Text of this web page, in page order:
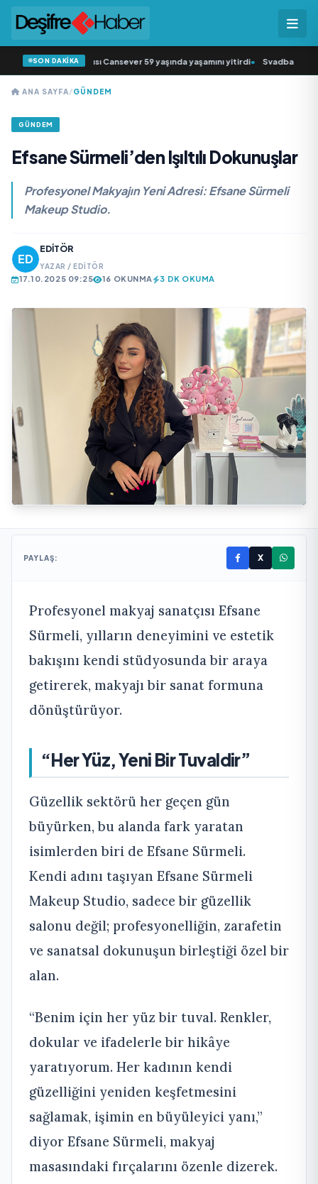
SON DAKİKA
sevilen sanatçısı Cansever 59 yaşında yaşamını yitirdi• Svadba Zincirleri
ANA SAYFA/GÜNDEM
GÜNDEM
Efsane Sürmeli’den Işıltılı Dokunuşlar
Profesyonel Makyajın Yeni Adresi: Efsane Sürmeli
Makeup Studio.
EDITÖR
YAZAR / EDITÖR
17.10.2025 09:25 16 OKUNMA 3 DK OKUMA
PAYLAŞ: X
Profesyonel makyaj sanatçısı Efsane
Sürmeli, yılların deneyimini ve estetik
bakışını kendi stüdyosunda bir araya
getirerek, makyajı bir sanat formuna
dönüştürüyor.
“Her Yüz, Yeni Bir Tuvaldir”
Güzellik sektörü her geçen gün
büyürken, bu alanda fark yaratan
isimlerden biri de Efsane Sürmeli.
Kendi adını taşıyan Efsane Sürmeli
Makeup Studio, sadece bir güzellik
salonu değil; profesyonelliğin, zarafetin
ve sanatsal dokunuşun birleştiği özel bir
alan.
“Benim için her yüz bir tuval. Renkler,
dokular ve ifadelerle bir hikâye
yaratıyorum. Her kadının kendi
güzelliğini yeniden keşfetmesini
sağlamak, işimin en büyüleyici yanı,”
diyor Efsane Sürmeli, makyaj
masasındaki fırçalarını özenle dizerek.